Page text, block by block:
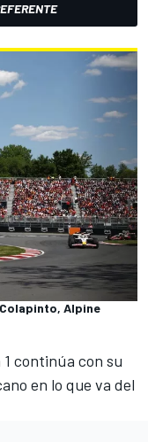
Alpine
continúa con su
en lo que va del